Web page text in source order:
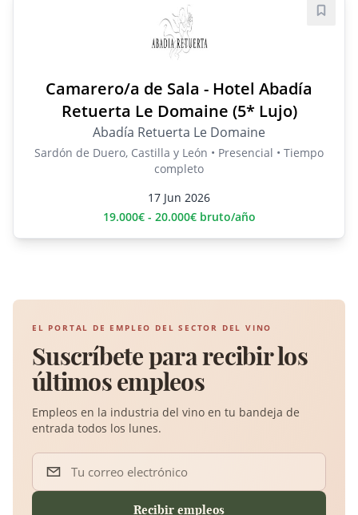
Camarero/a de Sala - Hotel Abadía
Retuerta Le Domaine (5* Lujo)
Abadía Retuerta Le Domaine
Sardón de Duero, Castilla y León • Presencial • Tiempo
completo
17 Jun 2026
19.000€ - 20.000€ bruto/año
EL PORTAL DE EMPLEO DEL SECTOR DEL VINO
Suscríbete para recibir los
últimos empleos
Empleos en la industria del vino en tu bandeja de
entrada todos los lunes.
Tu correo electrónico
Recibir empleos